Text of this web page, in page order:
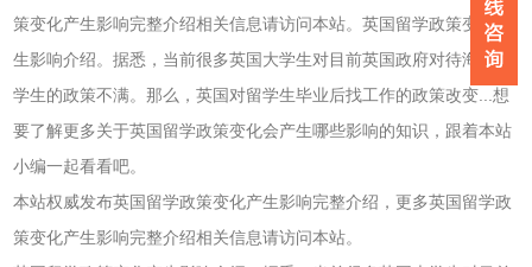
策变化产生影响完整介绍相关信息请访问本站。英国留学政策变化产
生影响介绍。据悉，当前很多英国大学生对目前英国政府对待海外留
学生的政策不满。那么，英国对留学生毕业后找工作的政策改变...想
要了解更多关于英国留学政策变化会产生哪些影响的知识，跟着本站
小编一起看看吧。
本站权威发布英国留学政策变化产生影响完整介绍，更多英国留学政
策变化产生影响完整介绍相关信息请访问本站。